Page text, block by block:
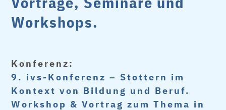
Vorträge, Seminare und
Workshops.
Konferenz:
9. ivs-Konferenz – Stottern im
Kontext von Bildung und Beruf.
Workshop & Vortrag zum Thema in